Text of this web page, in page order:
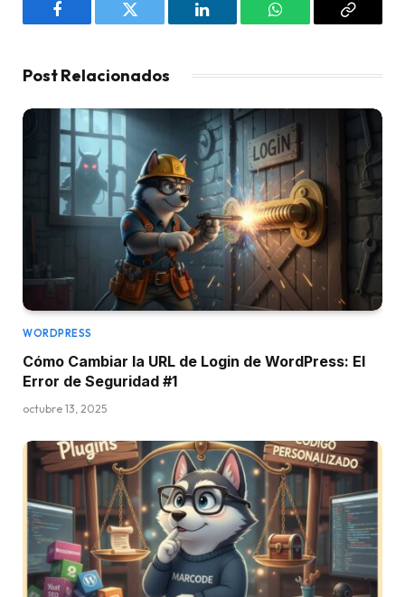
Facebook Twitter LinkedIn WhatsAppCopy
Post Relacionados
WORDPRESS
Cómo Cambiar la URL de Login de WordPress: El
Error de Seguridad #1
octubre 13, 2025